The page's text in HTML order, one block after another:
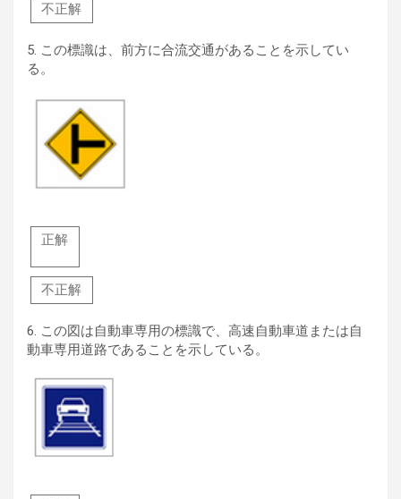
不正解
5. この標識は、前方に合流交通があることを示してい
る。
正解
不正解
6. この図は自動車専用の標識で、高速自動車道または自
動車専用道路であることを示している。